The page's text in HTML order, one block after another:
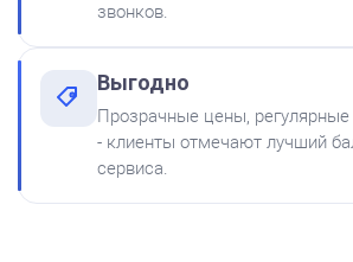
от 550
Печать ИП № Р169
Заказать
Краска на водной
Shiny S-65 ЗЕЛЕНАЯ
звонков.
Выгодно
Прозрачные цены,
- клиенты отмечают лучший
сервиса.